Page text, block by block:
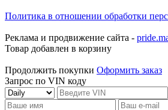
Политика в отношении обработки
Реклама и продвижение сайта -
Товар добавлен в корзину
Продолжить покупки Оформить заказ
Запрос по VIN коду